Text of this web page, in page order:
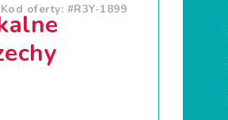
Kod oferty: #R3Y-1899